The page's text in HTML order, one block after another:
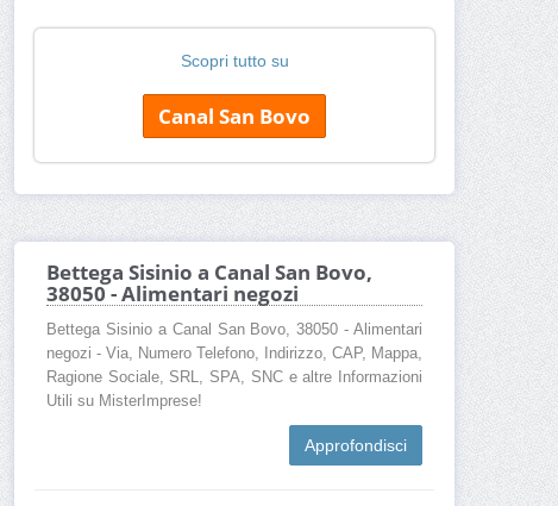
Scopri tutto su
Canal San Bovo
Bettega Sisinio a Canal San Bovo,
38050 - Alimentari negozi
Bettega Sisinio a Canal San Bovo, 38050 - Alimentari
negozi - Via, Numero Telefono, Indirizzo, CAP, Mappa,
Ragione Sociale, SRL, SPA, SNC e altre Informazioni
Utili su MisterImprese!
Approfondisci